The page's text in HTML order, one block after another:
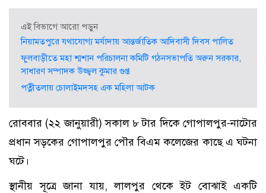
এই বিভাগে আরো পড়ুন
নিয়ামতপুরে যথাযোগ্য মর্যাদায় আন্তর্জাতিক আদিবাসী দিবস পালিত
ফুলবাড়ীতে মহা শ্মশান পরিচালনা কমিটি গঠনসভাপতি অরুন সরকার,
সাধারণ সম্পাদক উজ্জ্বল কুমার গুপ্ত
পত্নীতলায় চোলাইমদসহ এক মহিলা আটক
রোববার (২২ জানুয়ারী) সকাল ৮ টার দিকে গোপালপুর-নাটোর
প্রধান সড়কের গোপালপুর পৌর বিএম কলেজের কাছে এ ঘটনা
ঘটে।
স্থানীয় সূত্রে জানা যায়, লালপুর থেকে ইট বোঝাই একটি